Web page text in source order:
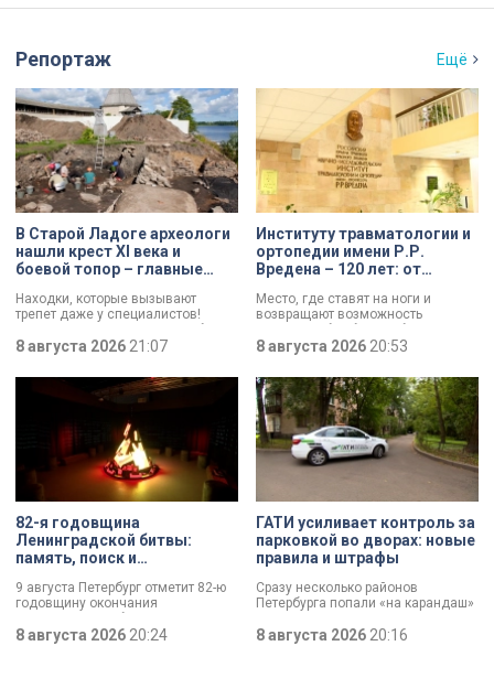
Репортаж Ещё
В Старой Ладоге археологи
нашли крест XI века и
боевой топор – главные
Находки, которые вызывают
трепет даже у специалистов!
тысячи лет и боевой топор – вот
экспедиции в Старой Ладоге в
8 августа 202621:07
Институту травматологии и
ортопедии имени Р.Р.
Вредена – 120 лет: от
до передового
медицинского центра
Место, где ставят на ноги и
возвращают возможность
отмечает Институт травматологии
8 августа 202620:53
82-я годовщина
Ленинградской битвы:
память, поиск и
9 августа Петербург отметит 82-ю
годовщину окончания
воинской славы, который был
8 августа 202620:24
ГАТИ усиливает контроль за
парковкой во дворах: новые
правила и штрафы
Сразу несколько районов
Петербурга попали «на карандаш»
парковкой во дворах. За два
8 августа 202620:16